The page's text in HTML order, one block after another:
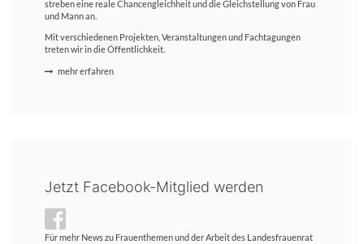
streben eine reale Chancengleichheit und die Gleichstellung von Frau
und Mann an.
Mit verschiedenen Projekten, Veranstaltungen und Fachtagungen
treten wir in die Öffentlichkeit.
mehr erfahren
Jetzt Facebook-Mitglied werden
Für mehr News zu Frauenthemen und der Arbeit des Landesfrauenrat